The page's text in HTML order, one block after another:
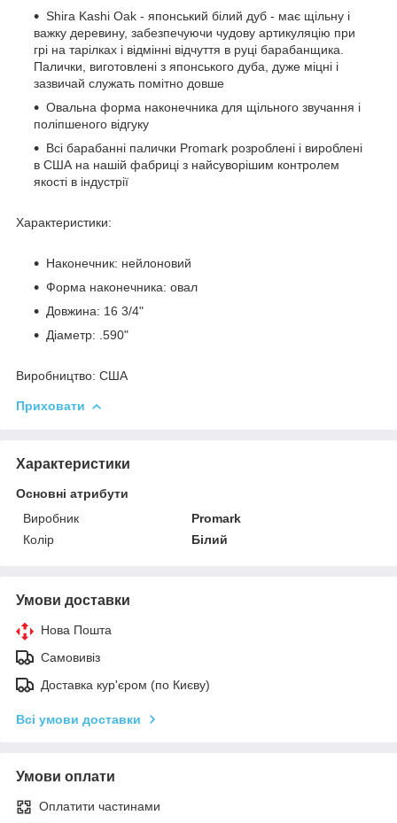
Shira Kashi Oak - японський білий дуб - має щільну і
важку деревину, забезпечуючи чудову артикуляцію при
грі на тарілках і відмінні відчуття в руці барабанщика.
Палички, виготовлені з японського дуба, дуже міцні і
зазвичай служать помітно довше
Овальна форма наконечника для щільного звучання і
поліпшеного відгуку
Всі барабанні палички Promark розроблені і вироблені
в США на нашій фабриці з найсуворішим контролем
якості в індустрії
Характеристики:
Наконечник: нейлоновий
Форма наконечника: овал
Довжина: 16 3/4"
Діаметр: .590"
Виробництво: США
Приховати
Характеристики
Основні атрибути
Виробник
Promark
Колір
Білий
Умови доставки
Нова Пошта
Самовивіз
Доставка кур'єром (по Києву)
Всі умови доставки
Умови оплати
Оплатити частинами